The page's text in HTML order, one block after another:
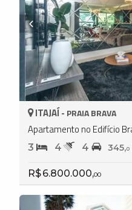
ITAJAÍ - PRAIA BRAVA
3 4 4 345,0
R$ 6.800.000,00